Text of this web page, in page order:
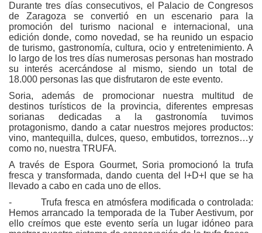
Durante tres días consecutivos, el Palacio de Congresos
de Zaragoza se convertió en un escenario para la
promoción del turismo nacional e internacional, una
edición donde, como novedad, se ha reunido un espacio
de turismo, gastronomía, cultura, ocio y entretenimiento. A
lo largo de los tres días numerosas personas han mostrado
su interés acercándose al mismo, siendo un total de
18.000 personas las que disfrutaron de este evento.
Soria, además de promocionar nuestra multitud de
destinos turísticos de la provincia, diferentes empresas
sorianas dedicadas a la gastronomía tuvimos
protagonismo, dando a catar nuestros mejores productos:
vino, mantequilla, dulces, queso, embutidos, torreznos…y
como no, nuestra TRUFA.
A través de Espora Gourmet, Soria promocionó la trufa
fresca y transformada, dando cuenta del I+D+I que se ha
llevado a cabo en cada uno de ellos.
- Trufa fresca en atmósfera modificada o controlada:
Hemos arrancado la temporada de la Tuber Aestivum, por
ello creímos que este evento sería un lugar idóneo para